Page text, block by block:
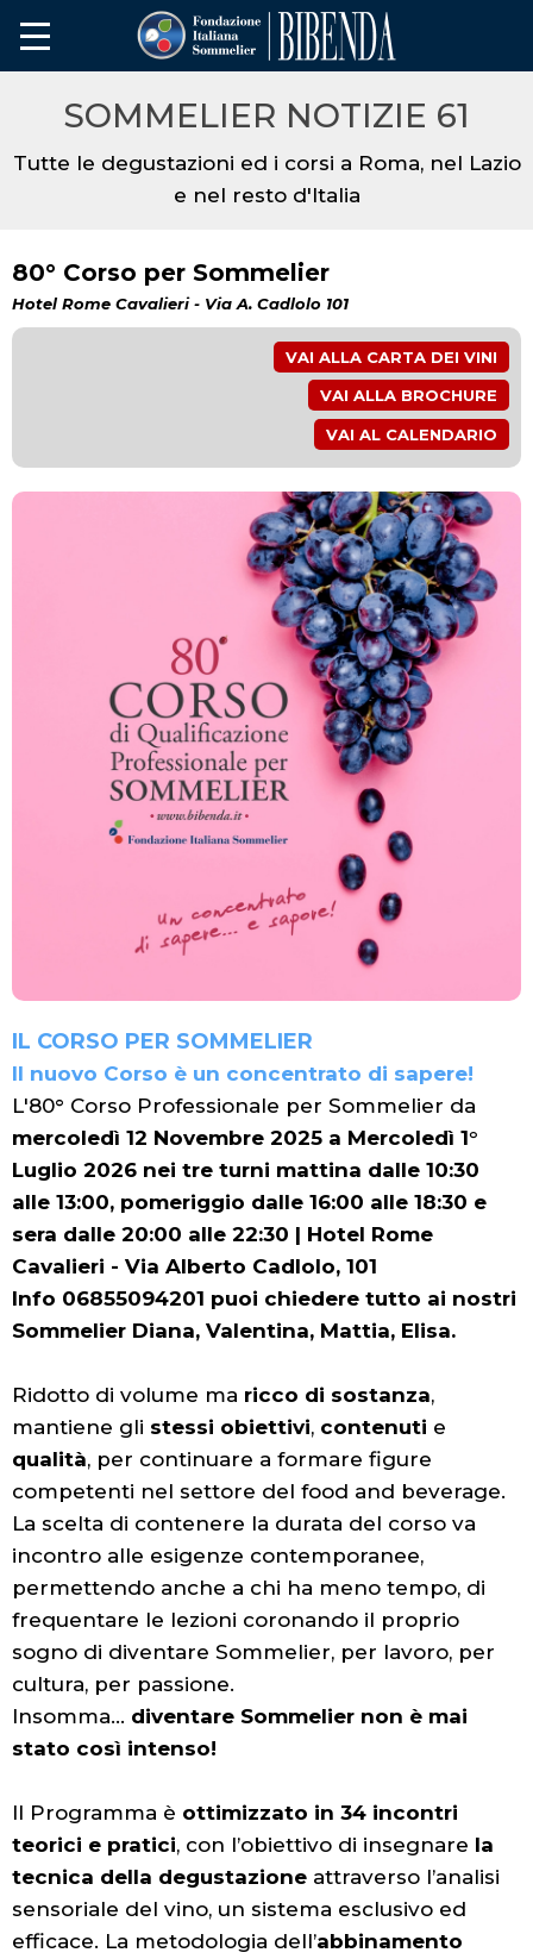
SOMMELIER NOTIZIE 61
Tutte le degustazioni ed i corsi a Roma, nel Lazio
e nel resto d'Italia
80° Corso per Sommelier
Hotel Rome Cavalieri - Via A. Cadlolo 101
VAI ALLA CARTA DEI VINI
VAI ALLA BROCHURE
VAI AL CALENDARIO
IL CORSO PER SOMMELIER
Il nuovo Corso è un concentrato di sapere!
L'80° Corso Professionale per Sommelier da
mercoledì 12 Novembre 2025 a Mercoledì 1°
Luglio 2026 nei tre turni mattina dalle 10:30
alle 13:00, pomeriggio dalle 16:00 alle 18:30 e
sera dalle 20:00 alle 22:30 | Hotel Rome
Cavalieri - Via Alberto Cadlolo, 101
Info 06855094201 puoi chiedere tutto ai nostri
Sommelier Diana, Valentina, Mattia, Elisa.
Ridotto di volume ma ricco di sostanza,
mantiene gli stessi obiettivi, contenuti e
qualità, per continuare a formare figure
competenti nel settore del food and beverage.
La scelta di contenere la durata del corso va
incontro alle esigenze contemporanee,
permettendo anche a chi ha meno tempo, di
frequentare le lezioni coronando il proprio
sogno di diventare Sommelier, per lavoro, per
cultura, per passione.
Insomma... diventare Sommelier non è mai
stato così intenso!
Il Programma è ottimizzato in 34 incontri
teorici e pratici, con l’obiettivo di insegnare la
tecnica della degustazione attraverso l’analisi
sensoriale del vino, un sistema esclusivo ed
efficace. La metodologia dell’abbinamento